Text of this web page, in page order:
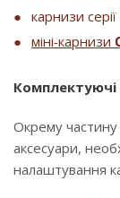
карнизи серії
міні-карнизи
Комплектуючі
Окрему частину
аксесуари,
налаштування